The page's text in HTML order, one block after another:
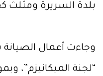
بلدة السريرة ومثلث
وجاءت أعمال
“لجنة الميكانيزم”،